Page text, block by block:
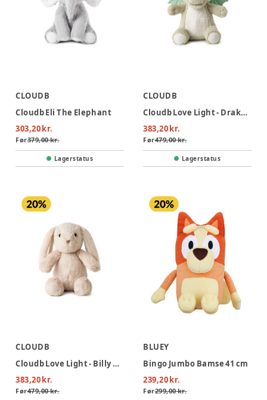
CLOUDB
Cloudb Eli The Elephant
303,20 kr.
Før379,00 kr.
Lagerstatus
CLOUDB
Cloudb Love Light - Drake The Dragon
383,20 kr.
Før479,00 kr.
Lagerstatus
CLOUDB
Cloudb Love Light - Billy Bunny
383,20 kr.
Før479,00 kr.
BLUEY
Bingo Jumbo Bamse 41 cm
239,20 kr.
Før299,00 kr.